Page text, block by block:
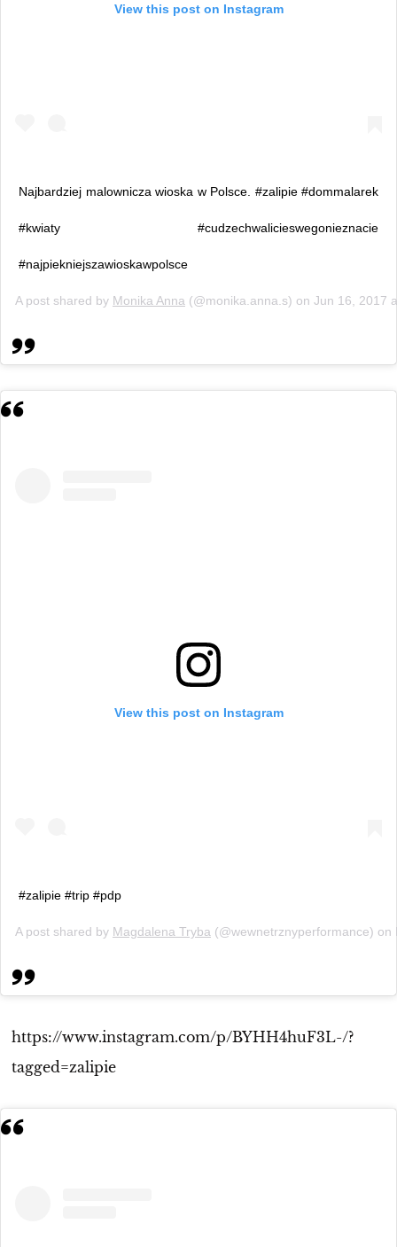
View this post on Instagram
Najbardziej malownicza wioska w Polsce. #zalipie #dommalarek
#kwiaty #cudzechwalicieswegonieznacie
#najpiekniejszawioskawpolsce
A post shared by Monika Anna (@monika.anna.s) on Jun 16, 2017
View this post on Instagram
#zalipie #trip #pdp
A post shared by Magdalena Tryba (@wewnetrznyperformance) on
https://www.instagram.com/p/BYHH4huF3L-/?
tagged=zalipie